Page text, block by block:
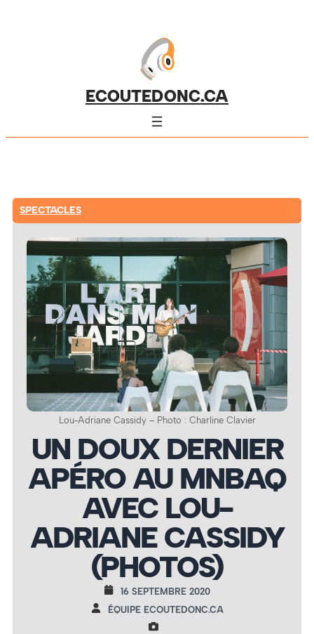
ECOUTEDONC.CA
SPECTACLES
Lou-Adriane Cassidy – Photo : Charline Clavier
UN DOUX DERNIER
APÉRO AU MNBAQ
AVEC LOU-
ADRIANE CASSIDY
(PHOTOS)
16 SEPTEMBRE 2020
ÉQUIPE ECOUTEDONC.CA